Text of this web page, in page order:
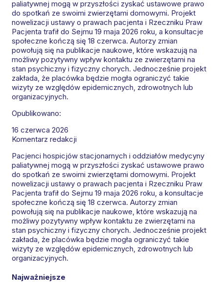
paliatywnej mogą w przyszłości zyskać ustawowe prawo
do spotkań ze swoimi zwierzętami domowymi. Projekt
nowelizacji ustawy o prawach pacjenta i Rzeczniku Praw
Pacjenta trafił do Sejmu 19 maja 2026 roku, a konsultacje
społeczne kończą się 18 czerwca. Autorzy zmian
powołują się na publikacje naukowe, które wskazują na
możliwy pozytywny wpływ kontaktu ze zwierzętami na
stan psychiczny i fizyczny chorych. Jednocześnie projekt
zakłada, że placówka będzie mogła ograniczyć takie
wizyty ze względów epidemicznych, zdrowotnych lub
organizacyjnych.
Opublikowano:
16 czerwca 2026
Komentarz redakcji
Pacjenci hospicjów stacjonarnych i oddziałów medycyny
paliatywnej mogą w przyszłości zyskać ustawowe prawo
do spotkań ze swoimi zwierzętami domowymi. Projekt
nowelizacji ustawy o prawach pacjenta i Rzeczniku Praw
Pacjenta trafił do Sejmu 19 maja 2026 roku, a konsultacje
społeczne kończą się 18 czerwca. Autorzy zmian
powołują się na publikacje naukowe, które wskazują na
możliwy pozytywny wpływ kontaktu ze zwierzętami na
stan psychiczny i fizyczny chorych. Jednocześnie projekt
zakłada, że placówka będzie mogła ograniczyć takie
wizyty ze względów epidemicznych, zdrowotnych lub
organizacyjnych.
Najważniejsze